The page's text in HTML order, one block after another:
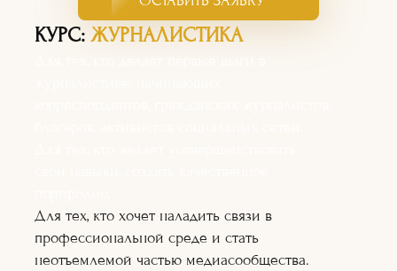
КУРС: ЖУРНАЛИСТИКА
Для тех, кто хочет наладить связи в
профессиональной среде и стать
неотъемлемой частью медиасообщества.